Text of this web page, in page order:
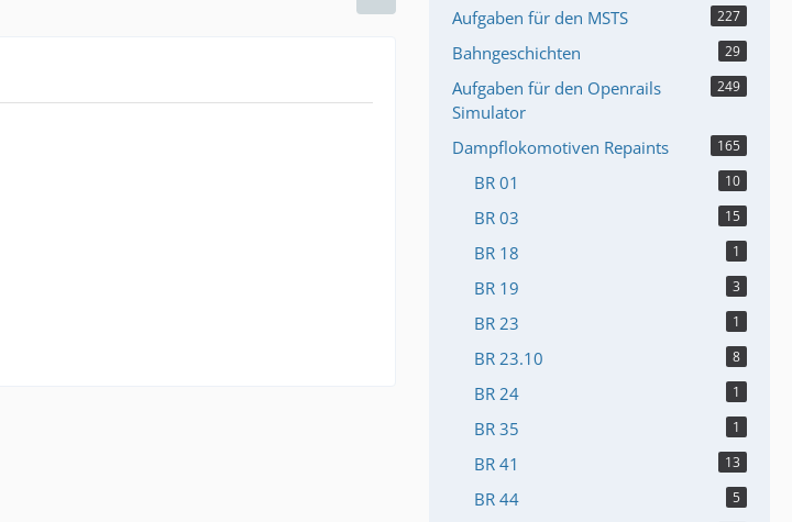
Aufgaben für den MSTS 227
Bahngeschichten 29
Aufgaben für den Openrails
Simulator
249
Dampflokomotiven Repaints 165
BR 01 10
BR 03 15
BR 18 1
BR 19 3
BR 23 1
BR 23.10 8
BR 24 1
BR 35 1
BR 41 13
BR 44 5